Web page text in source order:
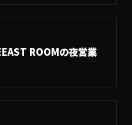
ROOMの夜営業